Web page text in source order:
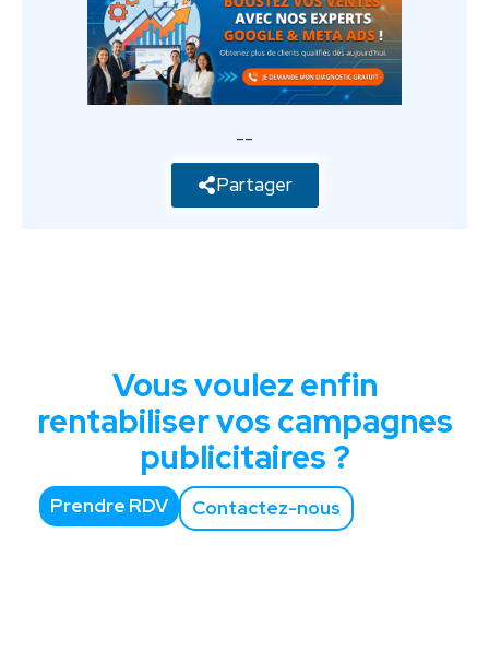
--
Partager
Vous voulez enfin
rentabiliser vos campagnes
publicitaires ?
Prendre RDV Contactez-nous